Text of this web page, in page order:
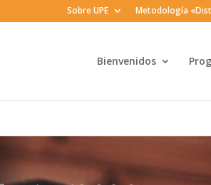
Sobre UPE Metodología
Bienvenidos